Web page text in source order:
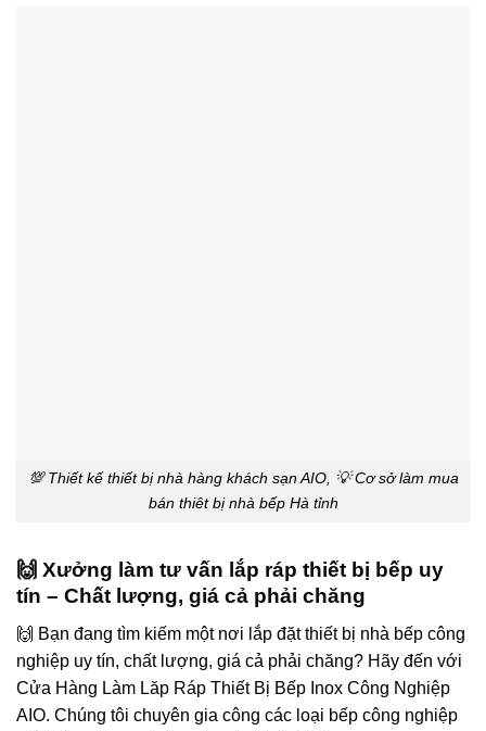
💯 Thiết kế thiết bị nhà hàng khách sạn AIO, 💡 Cơ sở làm mua
bán thiêt bị nhà bếp Hà tỉnh
🙌 Xưởng làm tư vấn lắp ráp thiết bị bếp uy
tín – Chất lượng, giá cả phải chăng
🙌 Bạn đang tìm kiếm một nơi lắp đặt thiết bị nhà bếp công
nghiệp uy tín, chất lượng, giá cả phải chăng? Hãy đến với
Cửa Hàng Làm Lăp Ráp Thiết Bị Bếp Inox Công Nghiệp
AIO. Chúng tôi chuyên gia công các loại bếp công nghiệp